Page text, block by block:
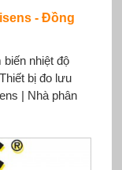
- Đồng
nhiệt độ
bị đo lưu
| Nhà phân